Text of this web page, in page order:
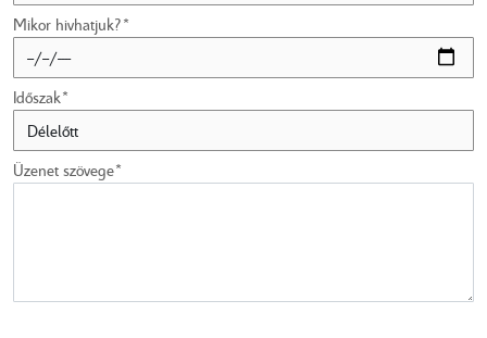
Mikor hivhatjuk?*
Időszak*
Üzenet szövege*